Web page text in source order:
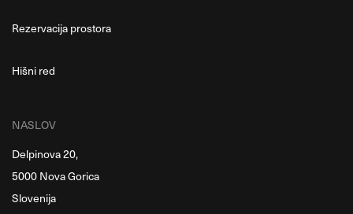
Rezervacija prostora
Hišni red
NASLOV
Delpinova 20,
5000 Nova Gorica
Slovenija